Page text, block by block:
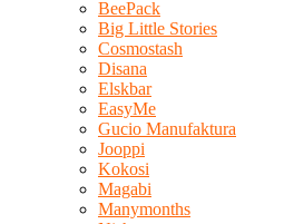
BeePack
Big Little Stories
Cosmostash
Disana
Elskbar
EasyMe
Gucio Manufaktura
Jooppi
Kokosi
Magabi
Manymonths